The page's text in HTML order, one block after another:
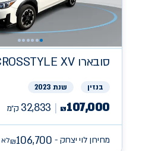
סובארוXV
בנזין שנת 2023
₪107,000
32,833 ק״מ
מחירון לוי יצחק - ₪106,700 לא